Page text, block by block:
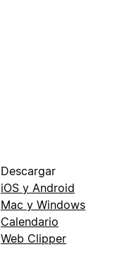
Descargar
iOS y Android
Mac y Windows
Calendario
Web Clipper